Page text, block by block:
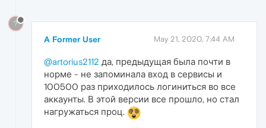
?
A Former User May 21, 2020, 7:44 AM
@artorius2112 да, предыдущая была почти в
норме - не запоминала вход в сервисы и
100500 раз приходилось логиниться во все
аккаунты. В этой версии все прошло, но стал
нагружаться проц.